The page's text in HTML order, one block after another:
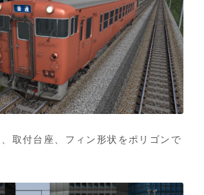
取付台座、フィン形状をポリゴンで